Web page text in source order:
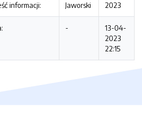
informacji:
Jaworski
2023
-
13-04-
2023
22:15